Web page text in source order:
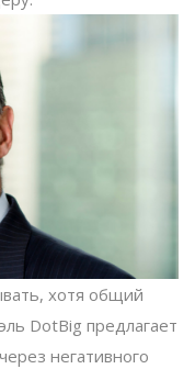
хотя общий
DotBig предлагает
негативного